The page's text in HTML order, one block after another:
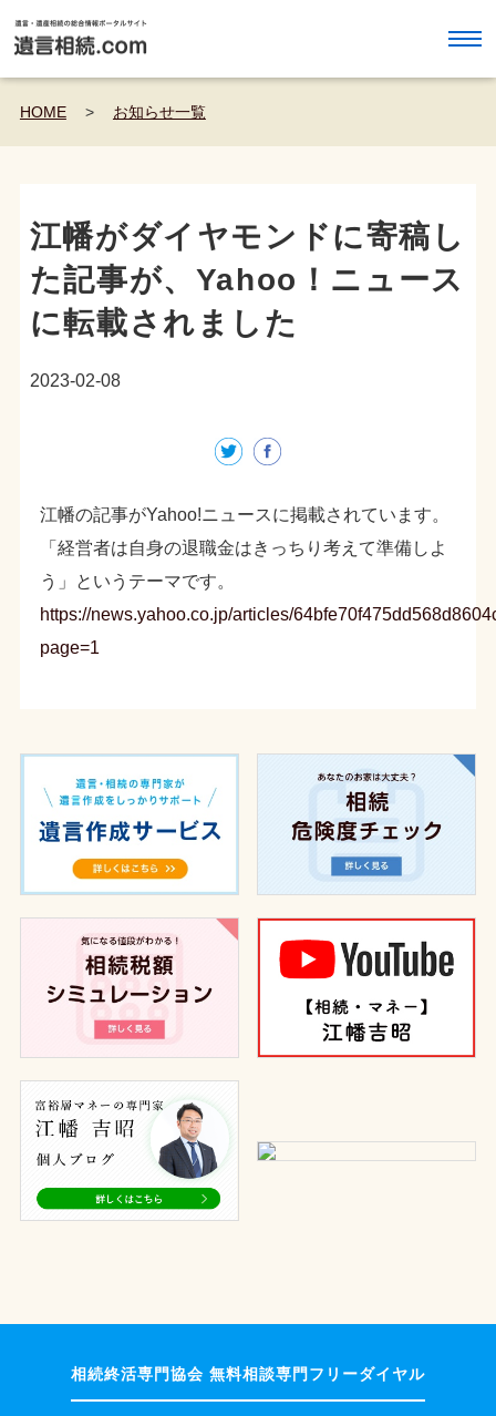
HOME > お知らせ一覧
江幡がダイヤモンドに寄稿し
た記事が、Yahoo！ニュース
に転載されました
2023-02-08
江幡の記事がYahoo!ニュースに掲載されています。
「経営者は自身の退職金はきっちり考えて準備しよ
う」というテーマです。
https://news.yahoo.co.jp/articles/
page=1